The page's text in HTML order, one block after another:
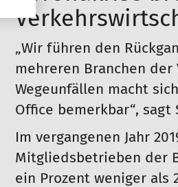
„Wir führen den
mehreren Branchen
Wegeunfällen macht
Office bemerkbar“, sagt
Im vergangenen Jahr
Mitgliedsbetrieben der
ein Prozent weniger als